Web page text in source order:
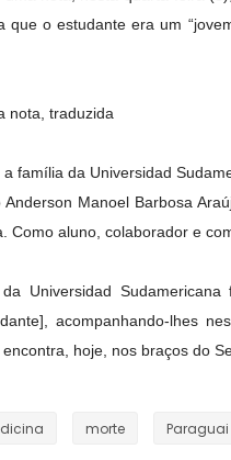
que o estudante era um
nota, traduzida
a família da Universidad
Manoel Barbosa
Como aluno, colaborador e
Universidad
acompanhando-lhes
hoje, nos braços do
morte Paraguai